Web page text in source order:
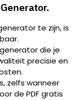
te zijn, is
die je
precisie en
zelfs wanneer
de PDF gratis